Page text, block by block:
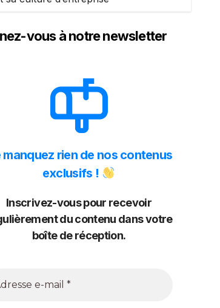
vous à notre newsletter
manquez rien de nos contenus
exclusifs !
Inscrivez-vous pour recevoir
du contenu dans votre
boîte de réception.